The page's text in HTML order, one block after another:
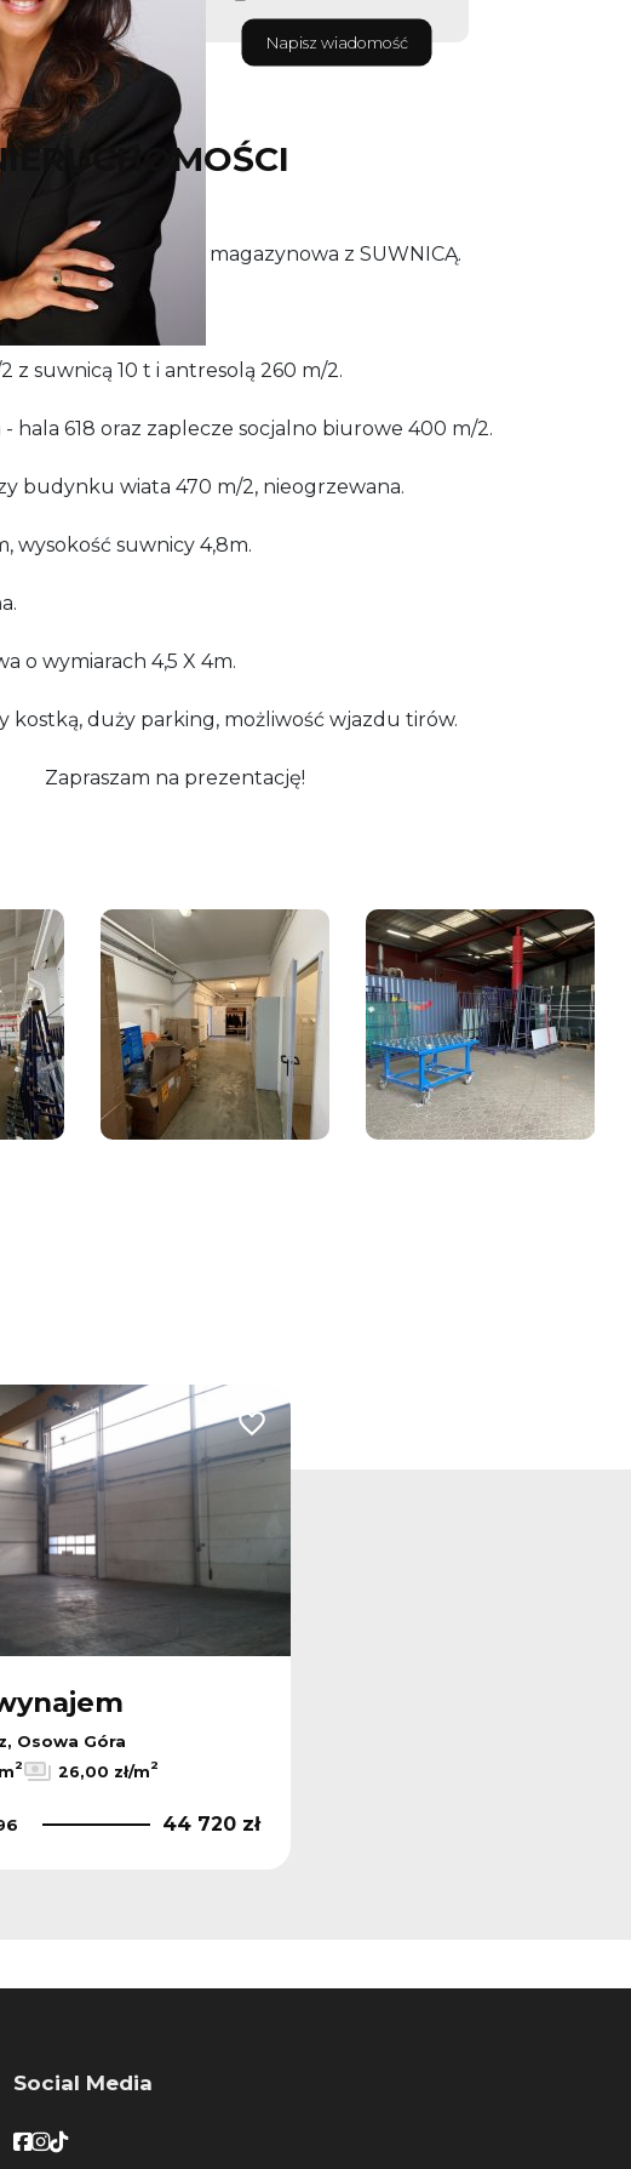
Napisz wiadomość
hala produkcyjno - magazynowa z SUWNICĄ.
z dwóch hal:
2 z suwnicą 10 t i antresolą 260 m/2.
- hala 618 oraz zaplecze socjalno biurowe 400 m/2.
budynku wiata 470 m/2, nieogrzewana.
wysokość suwnicy 4,8m.
o wymiarach 4,5 X 4m.
kostką, duży parking, możliwość wjazdu tirów.
Zapraszam na prezentację!
Dodaj do ulubionych
Osowa Góra
2 26,00 zł/m2
44 720 zł
Social Media
Facebook
Facebook
Facebook